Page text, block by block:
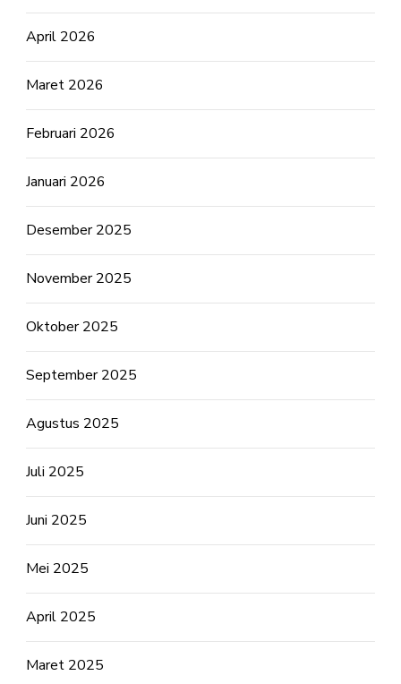
April 2026
Maret 2026
Februari 2026
Januari 2026
Desember 2025
November 2025
Oktober 2025
September 2025
Agustus 2025
Juli 2025
Juni 2025
Mei 2025
April 2025
Maret 2025